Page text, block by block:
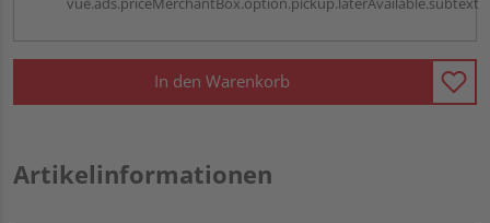
In den Warenkorb
Artikelinformationen